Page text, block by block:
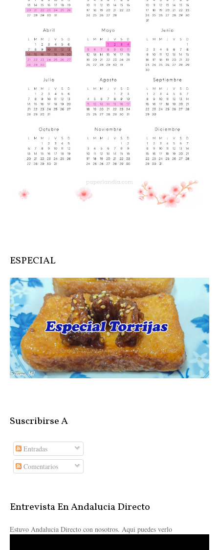
ESPECIAL
Suscribirse A
Entradas
Comentarios
Entrevista En Andalucia Directo
Estuvo Andalucia Directo con nosotros. Aqui puedes verlo